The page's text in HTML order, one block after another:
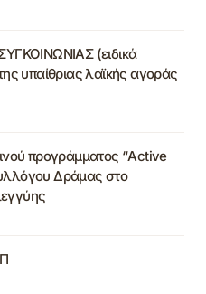
(ειδικά
υπαίθριας λαϊκής αγοράς
προγράμματος “Active
Δράμας στο